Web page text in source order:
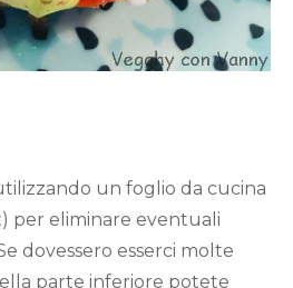
un foglio da cucina
per eliminare eventuali
dovessero esserci molte
parte inferiore potete